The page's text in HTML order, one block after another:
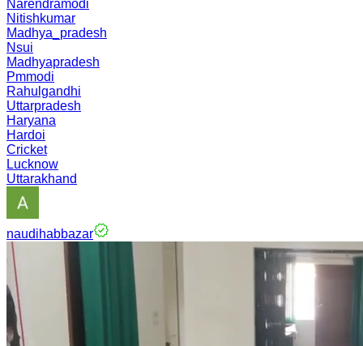
Narendramodi
Nitishkumar
Madhya_pradesh
Nsui
Madhyapradesh
Pmmodi
Rahulgandhi
Uttarpradesh
Haryana
Hardoi
Cricket
Lucknow
Uttarakhand
naudihabbazar